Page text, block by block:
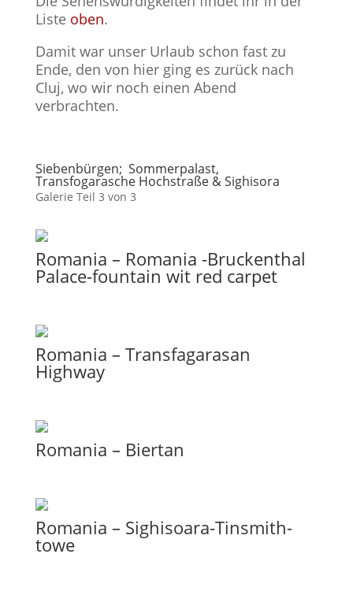
Liste oben.
Damit war unser Urlaub schon fast zu
Ende, den von hier ging es zurück nach
Cluj, wo wir noch einen Abend
verbrachten.
Siebenbürgen; Sommerpalast,
Transfogarasche Hochstraße & Sighisora
Galerie Teil 3 von 3
Romania – Romania -Bruckenthal
Palace-fountain wit red carpet
Romania – Transfagarasan
Highway
Romania – Biertan
Romania – Sighisoara-Tinsmith-
towe